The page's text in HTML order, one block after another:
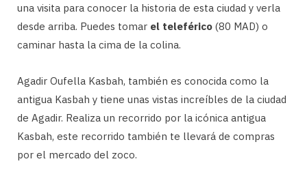
una visita para conocer la historia de esta ciudad y verla
desde arriba. Puedes tomar el teleférico (80 MAD) o
caminar hasta la cima de la colina.
Agadir Oufella Kasbah, también es conocida como la
antigua Kasbah y tiene unas vistas increíbles de la ciudad
de Agadir. Realiza un recorrido por la icónica antigua
Kasbah, este recorrido también te llevará de compras
por el mercado del zoco.